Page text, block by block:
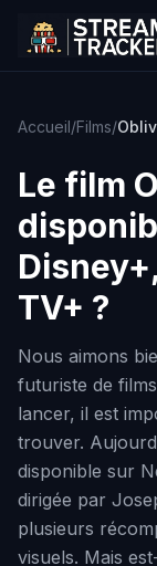
Accueil/Films/
Le film
TV+ ?
Nous aimons
futuriste de
lancer, il est
trouver.
disponible sur
dirigée par
plusieurs
visuels. Mais